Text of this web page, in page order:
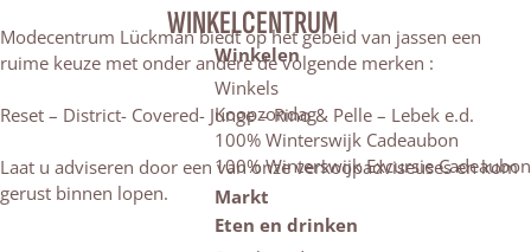
WINKELCENTRUM
Winkelen
Winkels
Koopzondag
100% Winterswijk Cadeaubon
100% Winterswijk Excursie Cadeaubon
Markt
Eten en drinken
Modecentrum Lückman biedt op het gebeid van jassen een
ruime keuze met onder andere de volgende merken :
Reset – District- Covered- Junge – Rino & Pelle – Lebek e.d.
Laat u adviseren door een van onze verkoopadviseuses en kom
gerust binnen lopen.